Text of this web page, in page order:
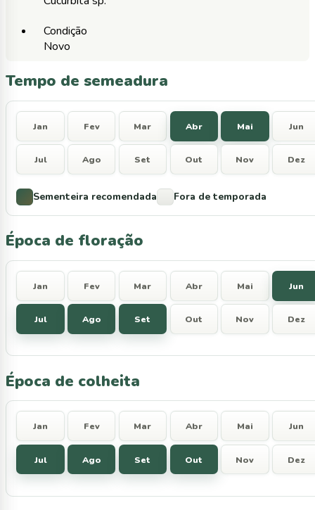
Condição
Novo
Tempo de semeadura
Jan Fev Mar Abr Mai Jun
Jul Ago Set Out Nov Dez
Sementeira recomendada Fora de temporada
Época de floração
Jan Fev Mar Abr Mai Jun
Jul Ago Set Out Nov Dez
Época de colheita
Jan Fev Mar Abr Mai Jun
Jul Ago Set Out Nov Dez